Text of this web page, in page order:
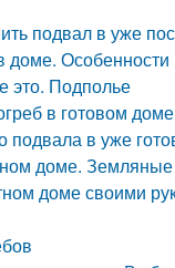
подвал в уже
доме. Особенности
это. Подполье
в готовом
подвала в уже
доме.
доме своими